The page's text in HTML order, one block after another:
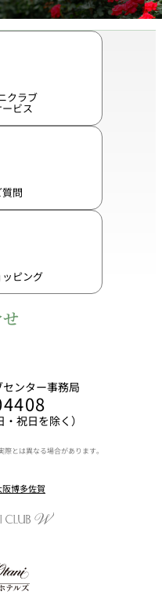
クラブ
ビス
問
ピング
ンター事務局
祝日を除く）
とは異なる場合があります。
阪博多佐賀